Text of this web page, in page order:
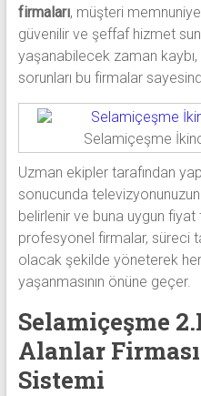
firmaları, müşteri
güvenilir ve şeffaf hizmet
yaşanabilecek zaman
sorunları bu firmalar
Selamiçeşme
Uzman ekipler tarafından
sonucunda
belirlenir ve buna uygun fiyat
profesyonel firmalar, süreci
olacak şekilde yöneterek
yaşanmasının önüne geçer.
Selamiçeşme
Alanlar
Sistemi